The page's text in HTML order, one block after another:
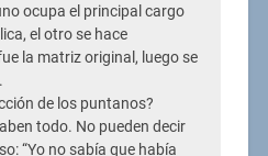
ocupa el principal cargo
el otro se hace
la matriz original, luego se
de los puntanos?
todo. No pueden decir
“Yo no sabía que había